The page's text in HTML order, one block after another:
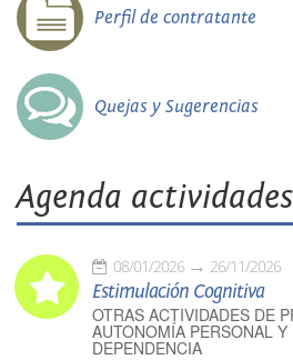
Perfil de contratante
Quejas y Sugerencias
Agenda actividades
08/01/2026 26/11/2026
Estimulación Cognitiva
OTRAS ACTIVIDADES DE
AUTONOMÍA PERSONAL
DEPENDENCIA